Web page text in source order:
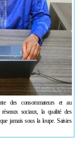
des consommateurs et au
sociaux, la qualité des
jamais sous la loupe. Saisies